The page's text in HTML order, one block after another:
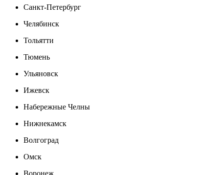
Санкт-Петербург
Челябинск
Тольятти
Тюмень
Ульяновск
Ижевск
Набережные Челны
Нижнекамск
Волгоград
Омск
Воронеж